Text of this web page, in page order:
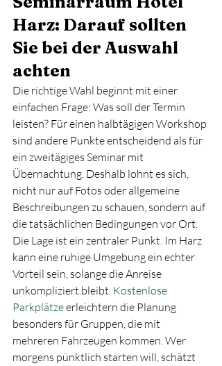
Harz: Darauf sollten
Sie bei der Auswahl
achten
Die richtige Wahl beginnt mit einer
einfachen Frage: Was soll der Termin
leisten? Für einen halbtägigen Workshop
sind andere Punkte entscheidend als für
ein zweitägiges Seminar mit
Übernachtung. Deshalb lohnt es sich,
nicht nur auf Fotos oder allgemeine
Beschreibungen zu schauen, sondern auf
die tatsächlichen Bedingungen vor Ort.
Die Lage ist ein zentraler Punkt. Im Harz
kann eine ruhige Umgebung ein echter
Vorteil sein, solange die Anreise
unkompliziert bleibt. Kostenlose
Parkplätze erleichtern die Planung
besonders für Gruppen, die mit
mehreren Fahrzeugen kommen. Wer
morgens pünktlich starten will, schätzt